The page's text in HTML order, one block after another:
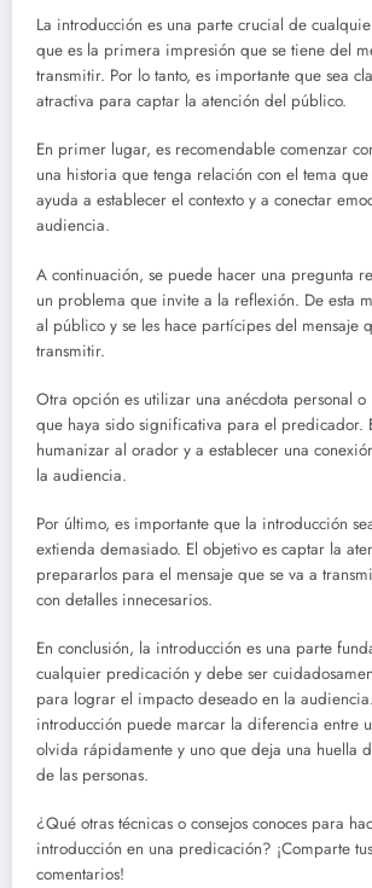
La introducción es una parte crucial de
que es la primera impresión que se tiene del
transmitir. Por lo tanto, es importante que sea
atractiva para captar la atención del público.
En primer lugar, es recomendable comenzar
una historia que tenga relación con el tema que
ayuda a establecer el contexto y a conectar
audiencia.
A continuación, se puede hacer una pregunta
un problema que invite a la reflexión. De esta
al público y se les hace partícipes del mensaje
transmitir.
Otra opción es utilizar una anécdota personal
que haya sido significativa para el predicador.
humanizar al orador y a establecer una
la audiencia.
Por último, es importante que la introducción
extienda demasiado. El objetivo es captar la
prepararlos para el mensaje que se va a
con detalles innecesarios.
En conclusión, la introducción es una parte
cualquier predicación y debe ser
para lograr el impacto deseado en la
introducción puede marcar la diferencia entre
olvida rápidamente y uno que deja una huella
de las personas.
¿Qué otras técnicas o consejos conoces para
introducción en una predicación? ¡Comparte
comentarios!